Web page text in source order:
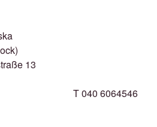
13
T 040 6064546